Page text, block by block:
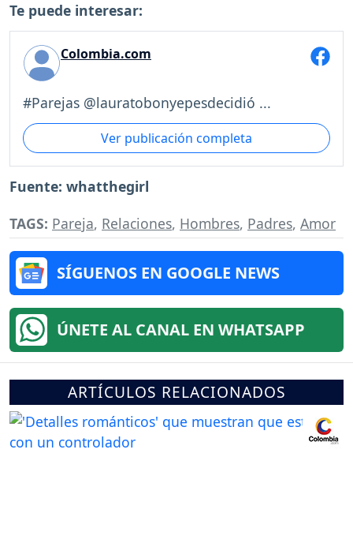
Te puede interesar:
Colombia.com
#Parejas @lauratobonyepesdecidió ...
Ver publicación completa
Fuente: whatthegirl
TAGS: Pareja, Relaciones, Hombres, Padres, Amor
SÍGUENOS EN GOOGLE NEWS
ÚNETE AL CANAL EN WHATSAPP
ARTÍCULOS RELACIONADOS